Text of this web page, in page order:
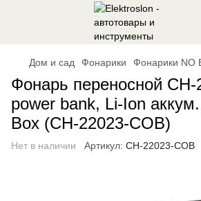
Дом и сад Фонарики Фонарики NO
Фонарь переносной CH-
power bank, Li-Ion
Box (CH-22023-COB)
Нет в наличии Артикул: CH-22023-COB